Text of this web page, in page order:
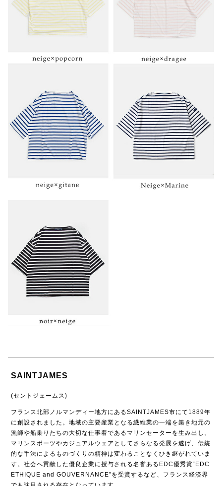
SAINTJAMES
(セントジェームス)
フランス北部ノルマンディー地方にあるSAINTJAMES市にて1889年
に創設されました。地域の主要産業となる繊維業の一端を築き地元の
漁師や船乗りたちの大切な仕事着であるマリンセーターを生み出し、
マリンスポーツやカジュアルウェアとしてさらなる発展を遂げ、伝統
的な手法によるものづくりの精神は変わることなくひき継がれていま
す。社会へ貢献した優良企業に授与される名誉あるEDC優秀賞“EDC
ETHIQUE and GOUVERNANCE”を受賞するなど、フランス経済界